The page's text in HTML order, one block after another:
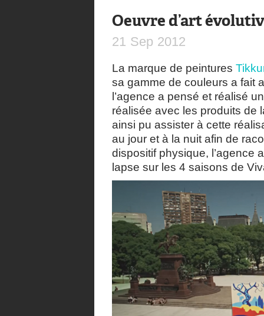
Oeuvre d’art
21 Sep 2012
La marque de peintures
sa gamme de couleurs a fait
l’agence a pensé et réalisé
réalisée avec les produits de
ainsi pu assister à cette
au jour et à la nuit afin de
dispositif physique, l’agence
lapse sur les 4 saisons de